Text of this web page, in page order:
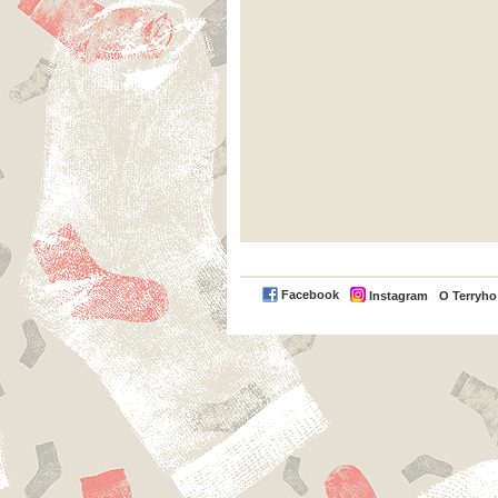
Facebook Instagram O